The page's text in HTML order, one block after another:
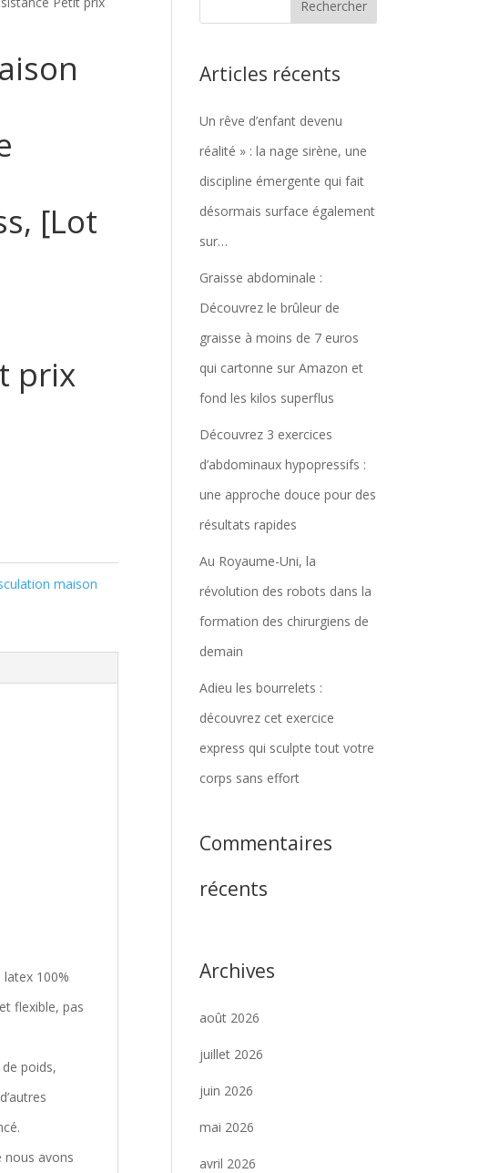
[Lot
prix
maison
100%
flexible, pas
poids,
nous avons
Articles récents
Un rêve d’enfant devenu
réalité » : la nage sirène, une
discipline émergente qui fait
désormais surface également
sur…
Graisse abdominale :
Découvrez le brûleur de
graisse à moins de 7 euros
qui cartonne sur Amazon et
fond les kilos superflus
Découvrez 3 exercices
d’abdominaux hypopressifs :
une approche douce pour des
résultats rapides
Au Royaume-Uni, la
révolution des robots dans la
formation des chirurgiens de
demain
Adieu les bourrelets :
découvrez cet exercice
express qui sculpte tout votre
corps sans effort
Commentaires
récents
Archives
août 2026
juillet 2026
juin 2026
mai 2026
avril 2026